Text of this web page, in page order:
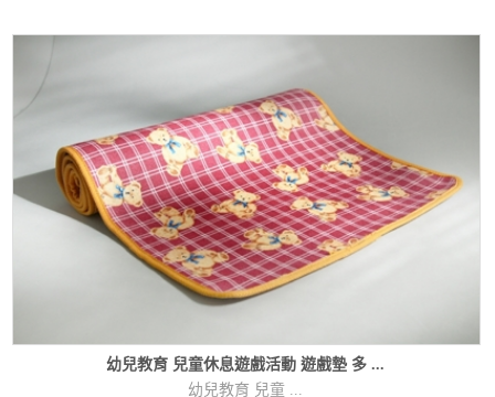
幼兒教育 兒童休息遊戲活動 遊戲墊 多 ...
幼兒教育 兒童 ...